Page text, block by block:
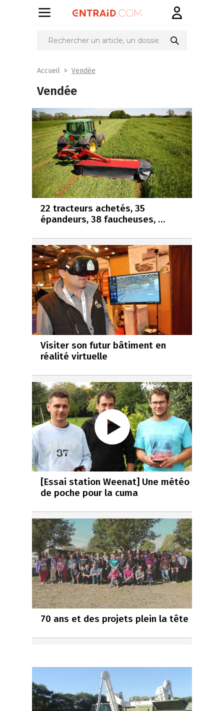
Accueil Vendée
Vendée
22 tracteurs achetés, 35
épandeurs, 38 faucheuses, …
Visiter son futur bâtiment en
réalité virtuelle
[Essai station Weenat] Une météo
de poche pour la cuma
70 ans et des projets plein la tête